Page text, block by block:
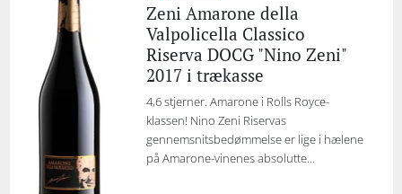
Zeni Amarone della
Valpolicella Classico
Riserva DOCG "Nino Zeni"
2017 i trækasse
4,6 stjerner. Amarone i Rolls Royce-
klassen! Nino Zeni Riservas
gennemsnitsbedømmelse er lige i hælene
på Amarone-vinenes absolutte...